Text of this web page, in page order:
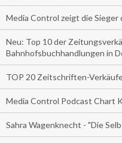
Media Control zeigt die
Neu: Top 10 der
Bahnhofsbuchhandlungen in
TOP 20 Zeitschriften-
Media Control Podcast Chart
Sahra Wagenknecht - "Die